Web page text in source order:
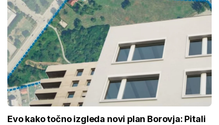
Evo kako točno izgleda novi plan Borovja: Pitali